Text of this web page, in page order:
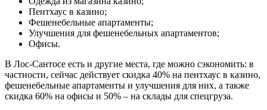
Пентхаус в казино;
Фешенебельные апартаменты;
Улучшения для фешенебельных апартаментов;
Офисы.
В Лос-Сантосе есть и другие места, где можно сэкономить: в
частности, сейчас действует скидка 40% на пентхаус в казино,
фешенебельные апартаменты и улучшения для них, а также
скидка 60% на офисы и 50% – на склады для спецгруза.